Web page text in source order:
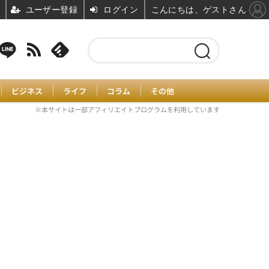
ビジネス ライフ コラム その他
※本サイトは一部アフィリエイトプログラムを利用しています
ユーザー登録 ログイン こんにちは、ゲストさん